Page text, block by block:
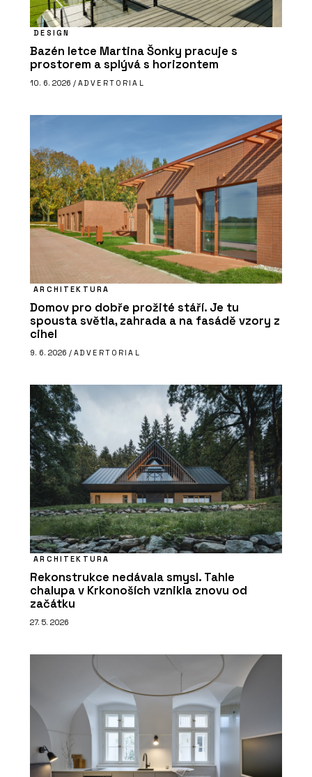
DESIGN
Bazén letce Martina Šonky pracuje s
prostorem a splývá s horizontem
10. 6. 2026 / ADVERTORIAL
ARCHITEKTURA
Domov pro dobře prožité stáří. Je tu
spousta světla, zahrada a na fasádě vzory z
cihel
9. 6. 2026 / ADVERTORIAL
ARCHITEKTURA
Rekonstrukce nedávala smysl. Tahle
chalupa v Krkonoších vznikla znovu od
začátku
27. 5. 2026